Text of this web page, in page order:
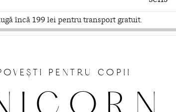
încă 199 lei pentru transport gratuit.
PENTRU COPII